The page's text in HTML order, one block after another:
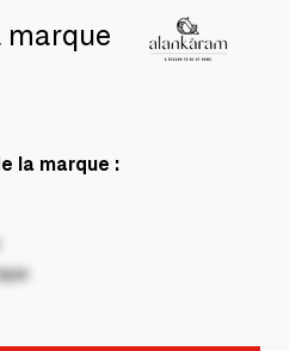
marque
la marque :